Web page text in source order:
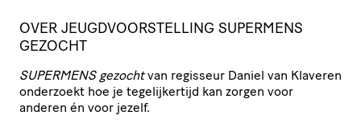
OVER JEUGDVOORSTELLING SUPERMENS
GEZOCHT
SUPERMENS gezochtvan regisseur Daniel van Klaveren
onderzoekt hoe je tegelijkertijd kan zorgen voor
anderen én voor jezelf.